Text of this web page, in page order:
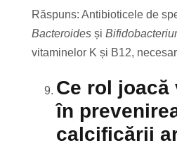
Răspuns: Antibioticele de
Bacteroides și
vitaminelor K și B12,
Ce rol joacă
în
calcificării